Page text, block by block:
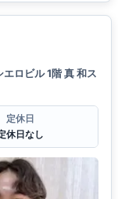
ロビル 1階 真 和ス
定休日
休日なし